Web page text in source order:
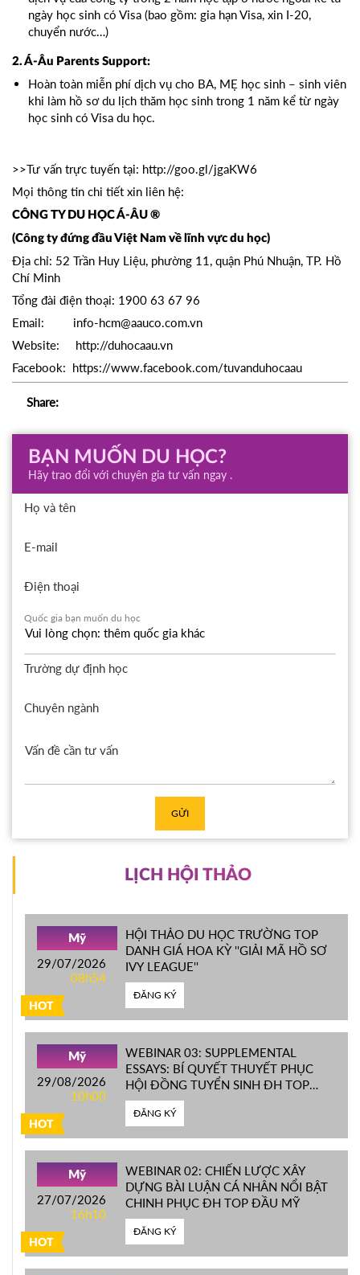
ngày học sinh có Visa (bao gồm: gia hạn Visa, xin I-20,
chuyển nước…)
2. Á-Âu Parents Support:
Hoàn toàn miễn phí dịch vụ cho BA, MẸ học sinh – sinh viên
khi làm hồ sơ du lịch thăm học sinh trong 1 năm kể từ ngày
học sinh có Visa du học.
>>Tư vấn trực tuyến tại: http://goo.gl/jgaKW6
Mọi thông tin chi tiết xin liên hệ:
CÔNG TY DU HỌC Á-ÂU ®
(Công ty đứng đầu Việt Nam về lĩnh vực du học)
Địa chỉ: 52 Trần Huy Liệu, phường 11, quận Phú Nhuận, TP. Hồ
Chí Minh
Tổng đài điện thoại: 1900 63 67 96
Email: info-hcm@aauco.com.vn
Website: http://duhocaau.vn
Facebook: https://www.facebook.com/tuvanduhocaau
Share:
BẠN MUỐN DU HỌC?
Hãy trao đổi với chuyên gia tư vấn ngay .
Họ và tên
E-mail
Điện thoại
Quốc gia bạn muốn du học
Trường dự định học
Chuyên ngành
GỬI
LỊCH HỘI THẢO
HOT
Mỹ
29/07/2026
08h54
HỘI THẢO DU HỌC TRƯỜNG TOP
DANH GIÁ HOA KỲ ''GIẢI MÃ HỒ SƠ
IVY LEAGUE''
ĐĂNG KÝ
HOT
Mỹ
29/08/2026
10h00
WEBINAR 03: SUPPLEMENTAL
ESSAYS: BÍ QUYẾT THUYẾT PHỤC
HỘI ĐỒNG TUYỂN SINH ĐH TOP
ĐẦU MỸ
ĐĂNG KÝ
HOT
Mỹ
27/07/2026
16h10
WEBINAR 02: CHIẾN LƯỢC XÂY
DỰNG BÀI LUẬN CÁ NHÂN NỔI BẬT
CHINH PHỤC ĐH TOP ĐẦU MỸ
ĐĂNG KÝ